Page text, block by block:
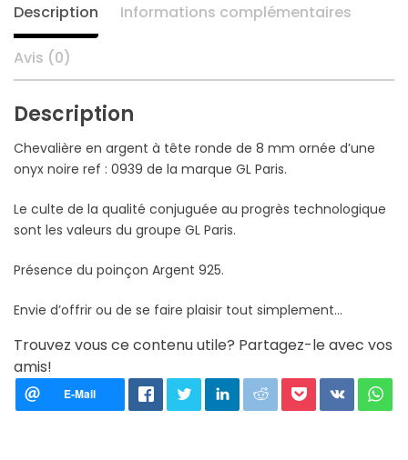
Description Informations complémentaires
Avis (0)
Description
Chevalière en argent à tête ronde de 8 mm ornée d’une
onyx noire ref : 0939 de la marque GL Paris.
Le culte de la qualité conjuguée au progrès technologique
sont les valeurs du groupe GL Paris.
Présence du poinçon Argent 925.
Envie d’offrir ou de se faire plaisir tout simplement…
Trouvez vous ce contenu utile? Partagez-le avec vos
amis!